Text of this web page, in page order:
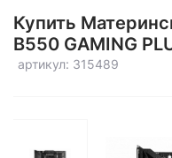
Купить
B550 GAMING
артикул: 315489